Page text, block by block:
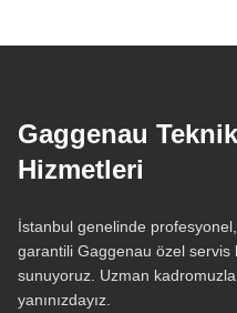
Gaggenau
Hizmetleri
İstanbul genelinde profesyonel,
garantili Gaggenau özel servis
sunuyoruz. Uzman
yanınızdayız.